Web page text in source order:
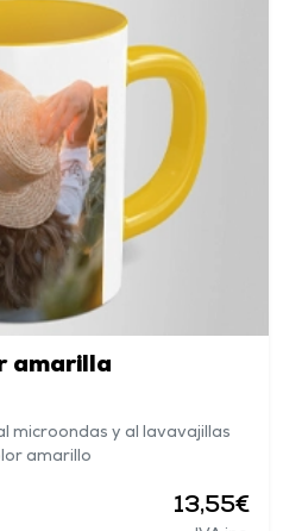
amarilla
microondas y al lavavajillas
amarillo
13,55€